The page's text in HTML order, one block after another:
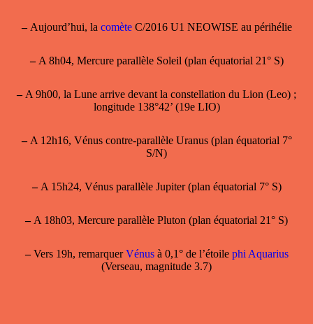
–Aujourd’hui, la comète C/2016 U1 NEOWISE au périhélie
–A 8h04, Mercure parallèle Soleil (plan équatorial 21° S)
–A 9h00, la Lune arrive devant la constellation du Lion (Leo) ;
longitude 138°42’ (19e LIO)
–A 12h16, Vénus contre-parallèle Uranus (plan équatorial 7°
S/N)
–A 15h24, Vénus parallèle Jupiter (plan équatorial 7° S)
–A 18h03, Mercure parallèle Pluton (plan équatorial 21° S)
–Vers 19h, remarquerVénusà 0,1° de l’étoile phi Aquarius
(Verseau, magnitude 3.7)